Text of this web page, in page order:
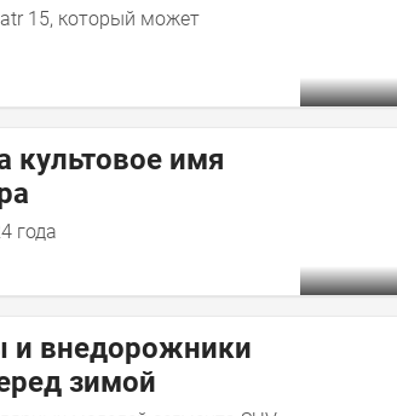
15, который может
культовое имя
года
и внедорожники
зимой